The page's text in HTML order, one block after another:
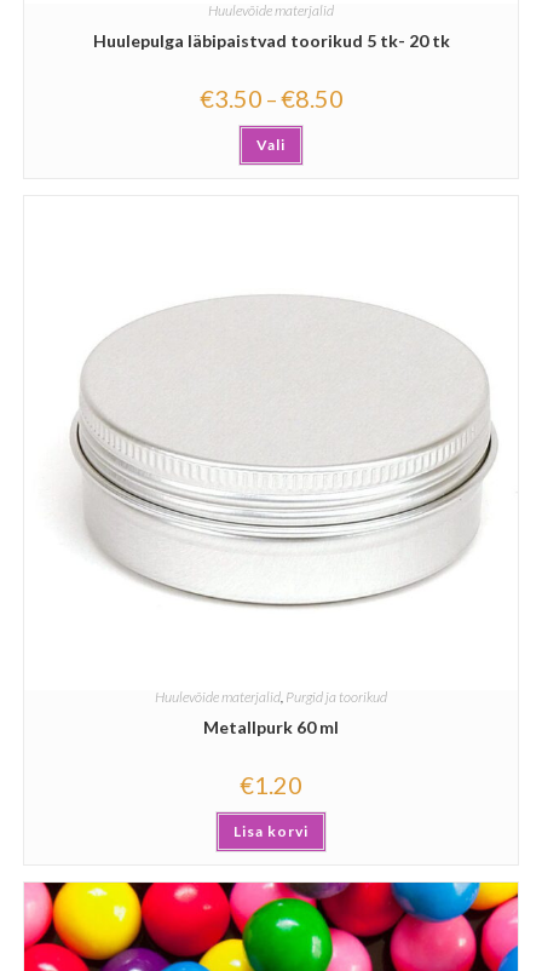
Huulevõide materjalid
Huulepulga läbipaistvad toorikud 5 tk- 20 tk
€3.50 –€8.50
Vali
Huulevõide materjalid, Purgid ja toorikud
Metallpurk 60 ml
€1.20
Lisa korvi